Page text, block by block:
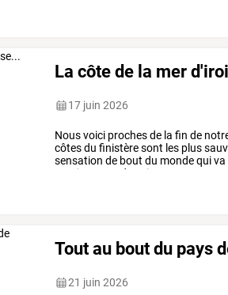
La côte de la mer
17 juin 2026
Nousvoici prochesde la fin de
côtesdu finistèresont les plus
sensation de bout du mondequiva
parvient
de suite
Tout au bout du pays
21 juin 2026